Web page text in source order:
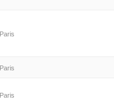
Paris
Paris
Paris